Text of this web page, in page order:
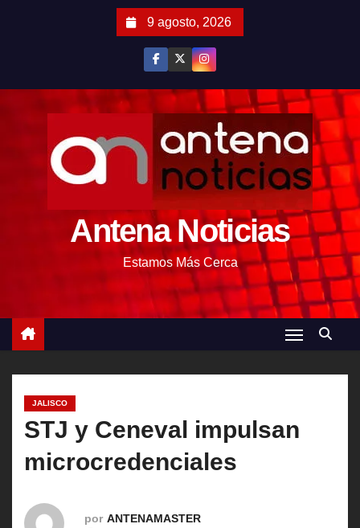
9 agosto, 2026
Antena Noticias
Estamos Más Cerca
JALISCO
STJ y Ceneval impulsan
microcredenciales
por ANTENAMASTER